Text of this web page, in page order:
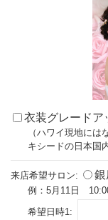
衣装グレードア
（ハワイ現地には
キシードの日本国
来店希望サロン: 銀
例：5月11日
希望日時1: